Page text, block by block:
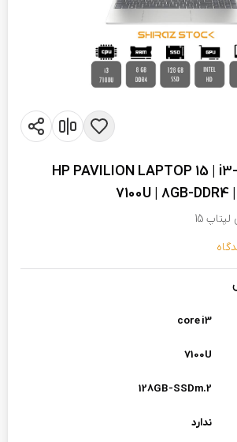
لپ تاپ استوک "HP PAVILION LAPTOP 15 | i3-
7100U | 8GB-DDR4
15
ندارد